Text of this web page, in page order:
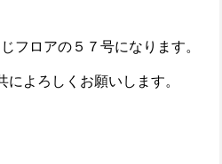
フロアの５７号になります。
よろしくお願いします。